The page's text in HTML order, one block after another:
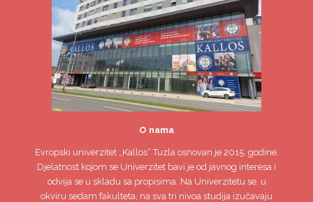
O nama
Evropski univerzitet„Kallos“ Tuzla osnovan je 2015. godine.
Djelatnost kojom se Univerzitet bavi je od javnog interesa i
odvija se u skladu sa propisima. Na Univerzitetu se, u
okviru sedam fakulteta, na sva tri nivoa studija izučavaju